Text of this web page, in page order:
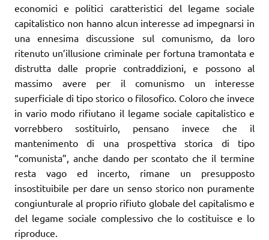
economici e politici caratteristici del legame sociale
capitalistico non hanno alcun interesse ad impegnarsi in
una ennesima discussione sul comunismo, da loro
ritenuto un’illusione criminale per fortuna tramontata e
distrutta dalle proprie contraddizioni, e possono al
massimo avere per il comunismo un interesse
superficiale di tipo storico o filosofico. Coloro che invece
in vario modo rifiutano il legame sociale capitalistico e
vorrebbero sostituirlo, pensano invece che il
mantenimento di una prospettiva storica di tipo
“comunista”, anche dando per scontato che il termine
resta vago ed incerto, rimane un presupposto
insostituibile per dare un senso storico non puramente
congiunturale al proprio rifiuto globale del capitalismo e
del legame sociale complessivo che lo costituisce e lo
riproduce.